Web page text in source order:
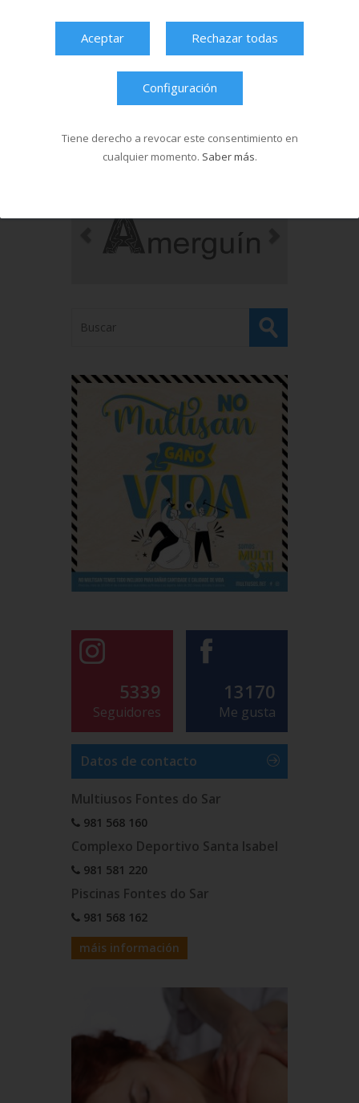
Santa Isabel del 1...
18/03/2026
Última hora
5339
Seguidores
13170
Me gusta
Datos de contacto
Multiusos Fontes do Sar
981 568 160
Complexo Deportivo Santa Isabel
981 581 220
Piscinas Fontes do Sar
981 568 162
máis información
Aceptar Rechazar todas
Configuración
Tiene derecho a revocar este consentimiento en
cualquier momento. Saber más.